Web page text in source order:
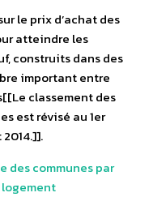
le prix d’achat des
atteindre les
construits dans des
important entre
classement des
est révisé au 1er
des communes par